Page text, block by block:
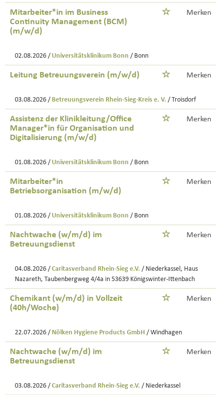
Mitarbeiter*in im Business
Continuity Management (BCM)
(m/w/d)
Merken
02.08.2026 / Universitätsklinikum Bonn / Bonn
Leitung Betreuungsverein (m/w/d) Merken
03.08.2026 / Betreuungsverein Rhein-Sieg-Kreis e. V. / Troisdorf
Assistenz der Klinikleitung/Office
Manager*in für Organisation und
Digitalisierung (m/w/d)
Merken
01.08.2026 / Universitätsklinikum Bonn / Bonn
Mitarbeiter*in
Betriebsorganisation (m/w/d)
Merken
01.08.2026 / Universitätsklinikum Bonn / Bonn
Nachtwache (w/m/d) im
Betreuungsdienst
Merken
04.08.2026 / Caritasverband Rhein-Sieg e.V. / Niederkassel, Haus
Nazareth, Taubenbergweg 4/4a in 53639 Königswinter-Ittenbach
Chemikant (w/m/d) in Vollzeit
(40h/Woche)
Merken
22.07.2026 / Nölken Hygiene Products GmbH / Windhagen
Nachtwache (w/m/d) im
Betreuungsdienst
Merken
03.08.2026 / Caritasverband Rhein-Sieg e.V. / Niederkassel